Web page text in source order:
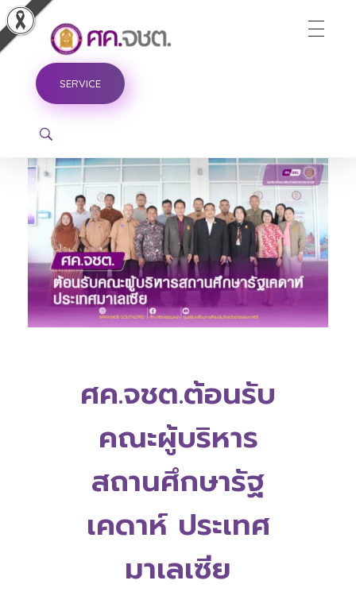
ศูนย์ขับเคลื่อนการศึกษาในจังหวัดชายแดนภาคใต้
SERVICE
ศค.จชต.ต้อนรับ
คณะผู้บริหาร
สถานศึกษารัฐ
เคดาห์ ประเทศ
มาเลเซีย